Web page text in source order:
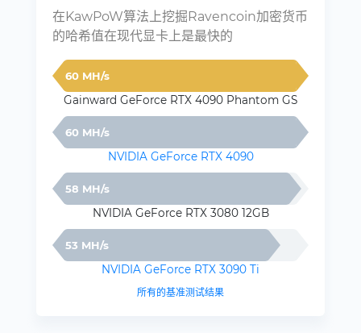
在KawPoW算法上挖掘Ravencoin加密货币
的哈希值在现代显卡上是最快的
60 MH/s
Gainward GeForce RTX 4090 Phantom GS
60 MH/s
NVIDIA GeForce RTX 4090
58 MH/s
NVIDIA GeForce RTX 3080 12GB
53 MH/s
NVIDIA GeForce RTX 3090 Ti
所有的基准测试结果